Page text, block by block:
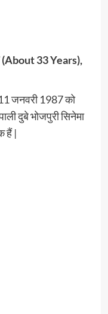
33 Years),
जनवरी 1987 को
दुबे भोजपुरी सिनेमा
हैं |